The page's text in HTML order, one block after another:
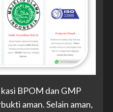
BPOM dan GMP
aman. Selain aman,